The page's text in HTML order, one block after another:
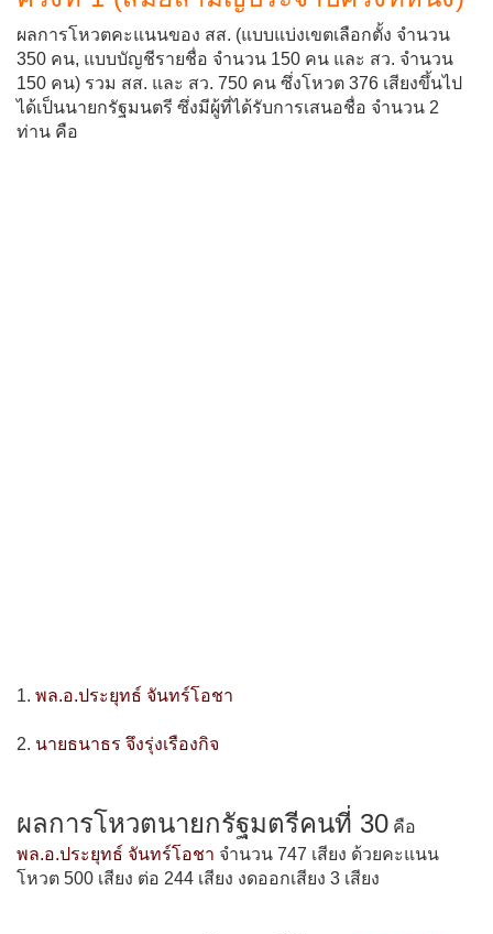
ผลการโหวตคะแนนของ สส. (แบบแบ่งเขตเลือกตั้ง จำนวน
350 คน, แบบบัญชีรายชื่อ จำนวน 150 คน และ สว. จำนวน
150 คน) รวม สส. และ สว. 750 คน ซึ่งโหวต 376 เสียงขึ้นไป
ได้เป็นนายกรัฐมนตรี ซึ่งมีผู้ที่ได้รับการเสนอชื่อ จำนวน 2
ท่าน คือ
1. พล.อ.ประยุทธ์ จันทร์โอชา
2. นายธนาธร จึงรุ่งเรืองกิจ
ผลการโหวตนายกรัฐมตรีคนที่ 30 คือ
พล.อ.ประยุทธ์ จันทร์โอชา จำนวน 747 เสียง ด้วยคะแนน
โหวต 500 เสียง ต่อ 244 เสียง งดออกเสียง 3 เสียง